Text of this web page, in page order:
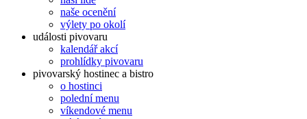
naše ocenění
výlety po okolí
události pivovaru
kalendář akcí
prohlídky pivovaru
pivovarský hostinec a bistro
o hostinci
polední menu
víkendové menu